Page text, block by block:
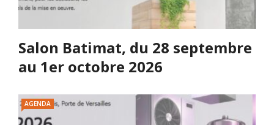
Salon Batimat, du 28 septembre
au 1er octobre 2026
AGENDA